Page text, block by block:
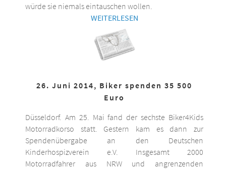
würde sie niemals eintauschen wollen.
WEITERLESEN
26. Juni 2014, Biker spenden 35 500
Euro
Düsseldorf. Am 25. Mai fand der sechste Biker4Kids
Motorradkorso statt. Gestern kam es dann zur
Spendenübergabe an den Deutschen
Kinderhospizverein e.V. Insgesamt 2000
Motorradfahrer aus NRW und angrenzenden